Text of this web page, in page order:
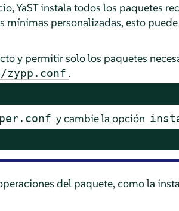
YaST instala todos los paquetes
mínimas personalizadas, esto
y permitir solo los paquetes
zypp.conf .
y cambie la opción
del paquete, como la